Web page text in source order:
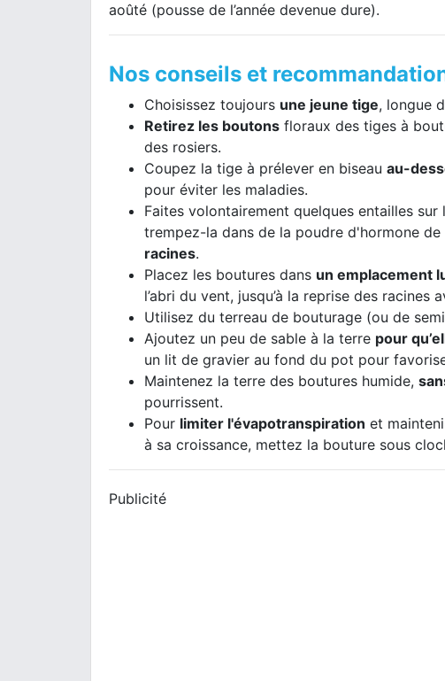
aoûté (pousse de l’année devenue dure).
Nos conseils et
Choisissez toujours une jeune tige, longue
Retirez les boutons floraux des tiges à
des rosiers.
Coupez la tige à prélever en biseau au-
pour éviter les maladies.
Faites volontairement quelques entailles
trempez-la dans de la poudre d'hormone
racines.
Placez les boutures dans un emplacement
l’abri du vent, jusqu’à la reprise des
Utilisez du terreau de bouturage (ou de
Ajoutez un peu de sable à la terre pour
un lit de gravier au fond du pot pour
Maintenez la terre des boutures humide,
pourrissent.
Pour limiter l'évapotranspiration et
à sa croissance, mettez la bouture sous
Publicité